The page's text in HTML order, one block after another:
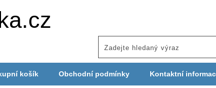
košík Obchodní podmínky Kontaktní